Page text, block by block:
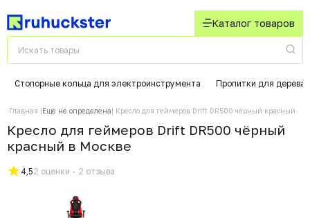
Каталог товаров
Стопорные кольца для электроинструмента Пропитки для дерева
Главная Еще не определена Кресло для геймеров Drift DR500 чёрный красный
Кресло для геймеров Drift DR500 чёрный
красный в Москвe
4,52 оценки - 2 отзыва